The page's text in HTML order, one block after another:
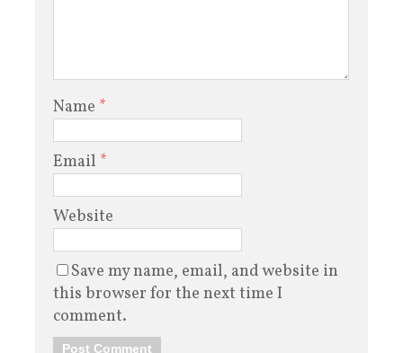
Name *
Email *
Website
Save my name, email, and website in
this browser for the next time I
comment.